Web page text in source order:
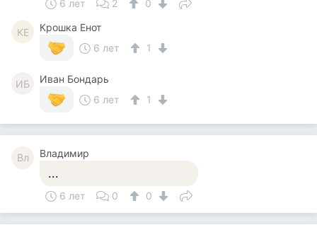
6 лет 2 0
КЕ
Крошка Енот
6 лет
1
ИБ
Иван Бондарь
6 лет
1
Вл Владимир
...
6 лет 0 0